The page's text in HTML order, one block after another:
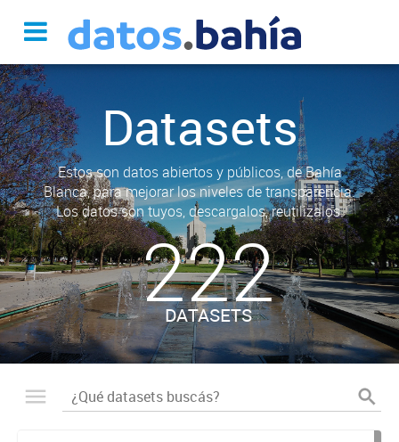
Datasets
Estos son datos abiertos y públicos, de Bahía
Blanca, para mejorar los niveles de transparencia.
Los datos son tuyos, descargalos, reutilizalos.
222
DATASETS